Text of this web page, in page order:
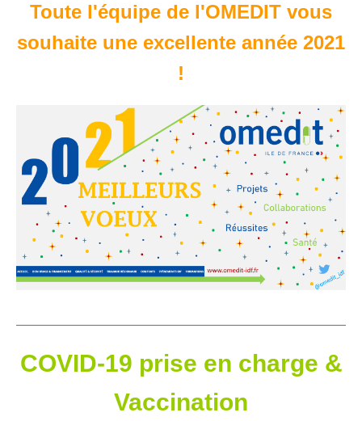
Toute l'équipe de l'OMEDIT vous
souhaite une excellente année 2021
!
COVID-19 prise en charge &
Vaccination